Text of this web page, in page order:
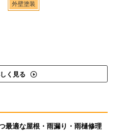
外壁塗装
く見る
最適な屋根・雨漏り・雨樋修理